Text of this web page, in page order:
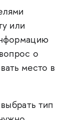
или
о
место в
тип